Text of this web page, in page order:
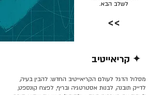
לשלב הבא.
>>
✦ קריאייטיב
מסלול הדגל לעולם הקריאייטיב החדש: להבין בעיה,
לדייק תובנה, לבנות אסטרטגיה ובריף, לפצח קונספט,